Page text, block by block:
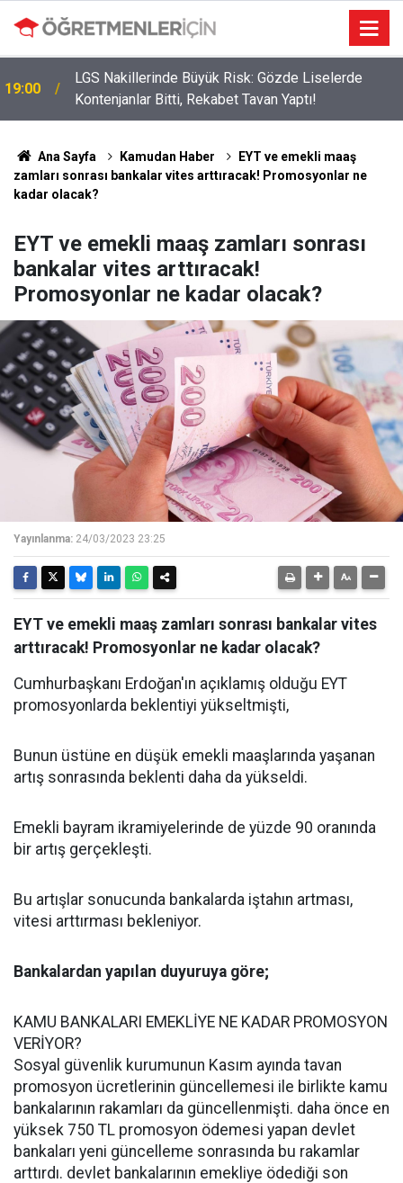
19:00
LGS Nakillerinde Büyük Risk: Gözde Liselerde
Kontenjanlar Bitti, Rekabet Tavan Yaptı!
Ana Sayfa Kamudan Haber
EYT ve emekli maaş
zamları sonrası bankalar vites arttıracak! Promosyonlar ne
kadar olacak?
EYT ve emekli maaş zamları sonrası
bankalar vites arttıracak!
Promosyonlar ne kadar olacak?
Yayınlanma: 24/03/2023 23:25
EYT ve emekli maaş zamları sonrası bankalar vites
arttıracak! Promosyonlar ne kadar olacak?
Cumhurbaşkanı Erdoğan'ın açıklamış olduğu EYT
promosyonlarda beklentiyi yükseltmişti,
Bunun üstüne en düşük emekli maaşlarında yaşanan
artış sonrasında beklenti daha da yükseldi.
Emekli bayram ikramiyelerinde de yüzde 90 oranında
bir artış gerçekleşti.
Bu artışlar sonucunda bankalarda iştahın artması,
vitesi arttırması bekleniyor.
Bankalardan yapılan duyuruya göre;
KAMU BANKALARI EMEKLİYE NE KADAR PROMOSYON
VERİYOR?
Sosyal güvenlik kurumunun Kasım ayında tavan
promosyon ücretlerinin güncellemesi ile birlikte kamu
bankalarının rakamları da güncellenmişti. daha önce en
yüksek 750 TL promosyon ödemesi yapan devlet
bankaları yeni güncelleme sonrasında bu rakamlar
arttırdı. devlet bankalarının emekliye ödediği son